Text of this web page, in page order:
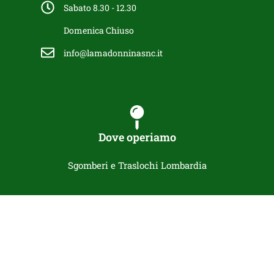
Sabato 8.30 - 12.30
Domenica Chiuso
info@lamadonninasnc.it
Dove operiamo
Sgomberi e Traslochi Lombardia